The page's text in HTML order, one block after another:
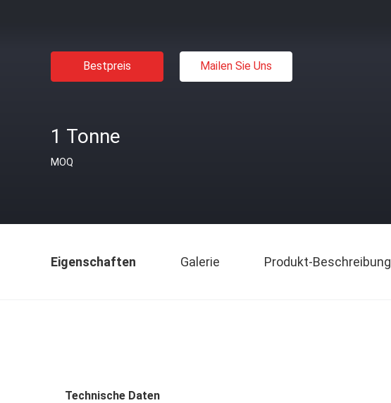
Bestpreis Mailen Sie Uns
1 Tonne
MOQ
Eigenschaften Galerie Produkt-Beschreibung
Technische Daten